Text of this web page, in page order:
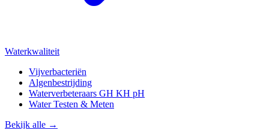
Waterkwaliteit
Vijverbacteriën
Algenbestrijding
Waterverbeteraars GH KH pH
Water Testen & Meten
Bekijk alle →